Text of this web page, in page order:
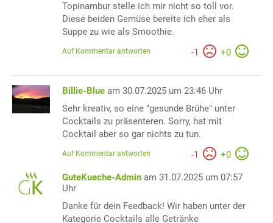
Topinambur stelle ich mir nicht so toll vor.
Diese beiden Gemüse bereite ich eher als
Suppe zu wie als Smoothie.
-1 +0
Auf Kommentar antworten
Billie-Blue am 30.07.2025 um 23:46 Uhr
Sehr kreativ, so eine "gesunde Brühe" unter
Cocktails zu präsenteren. Sorry, hat mit
Cocktail aber so gar nichts zu tun.
-1 +0
Auf Kommentar antworten
GuteKueche-Admin am 31.07.2025 um 07:57
Uhr
Danke für dein Feedback! Wir haben unter der
Kategorie Cocktails alle Getränke